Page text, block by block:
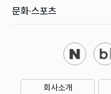
문화·스포츠
회사소개